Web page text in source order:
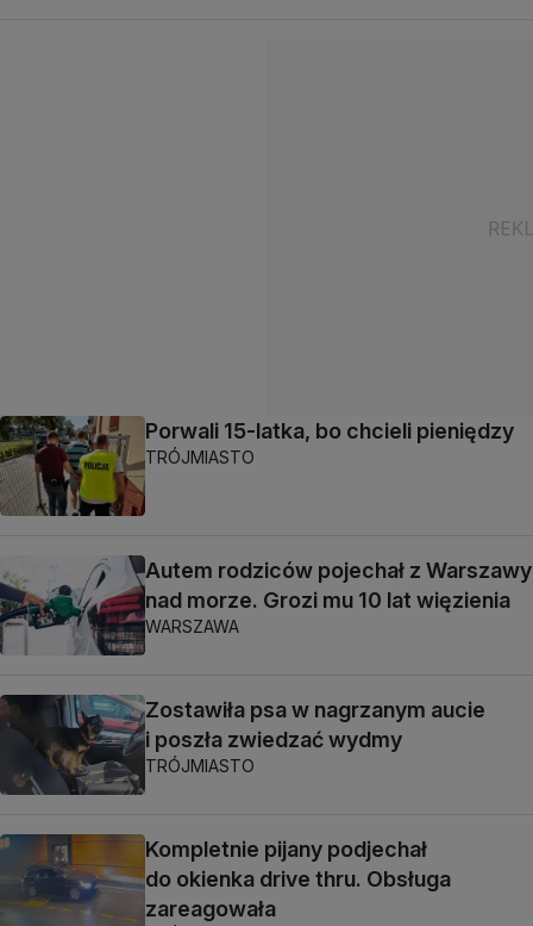
Porwali 15-latka, bo chcieli pieniędzy
TRÓJMIASTO
Autem rodziców pojechał z Warszawy
nad morze. Grozi mu 10 lat więzienia
WARSZAWA
Zostawiła psa w nagrzanym aucie
i poszła zwiedzać wydmy
TRÓJMIASTO
Kompletnie pijany podjechał
do okienka drive thru. Obsługa
zareagowała